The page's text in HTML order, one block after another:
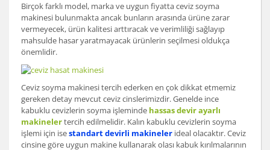
Birçok farklı model, marka ve uygun fiyatta ceviz soyma
makinesi bulunmakta ancak bunların arasında ürüne zarar
vermeyecek, ürün kalitesi arttıracak ve verimliliği sağlayıp
mahsulde hasar yaratmayacak ürünlerin seçilmesi oldukça
önemlidir.
Ceviz soyma makinesi tercih ederken en çok dikkat etmemiz
gereken detay mevcut ceviz cinslerimizdir. Genelde ince
kabuklu cevizlerin soyma işleminde hassas devir ayarlı
makinelertercih edilmelidir. Kalın kabuklu cevizlerin soyma
işlemi için isestandart devirli makineler ideal olacaktır. Ceviz
cinsine göre uygun makine kullanarak olası kabuk kırılmalarının